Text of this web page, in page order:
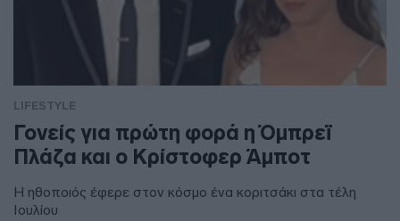
LIFESTYLE
Γονείς για πρώτη φορά η Όμπρεϊ
Πλάζα και ο Κρίστοφερ Άμποτ
Η ηθοποιός έφερε στον κόσμο ένα κοριτσάκι στα τέλη
Ιουλίου